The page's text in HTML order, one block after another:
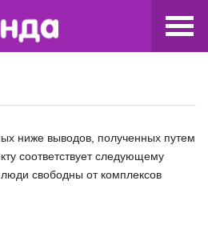
ниже выводов, полученных путем
соответствует следующему
свободны от комплексов